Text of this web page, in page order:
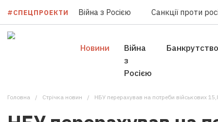
#СПЕЦПРОЕКТИ Війна з Росією Санкції проти
Новини
Війна
з
Росією
Банкрутство
Головна Стрічка новин НБУ перерахував на потреби військових